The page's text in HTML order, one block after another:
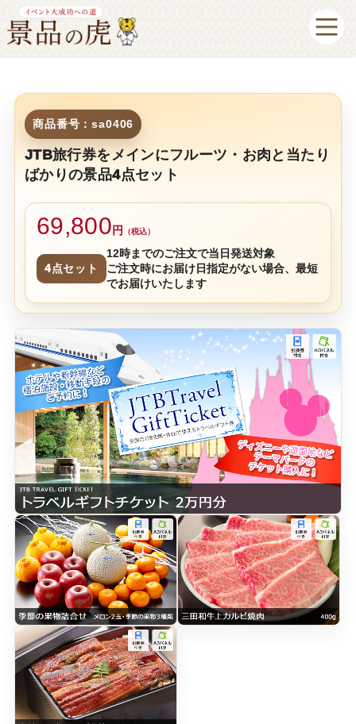
商品番号：sa0406
JTB旅行券をメインにフルーツ・お肉と当たり
ばかりの景品4点セット
69,800 円 （税込）
4点セット
12時までのご注文で当日発送対象
ご注文時にお届け日指定がない場合、最短
でお届けいたします